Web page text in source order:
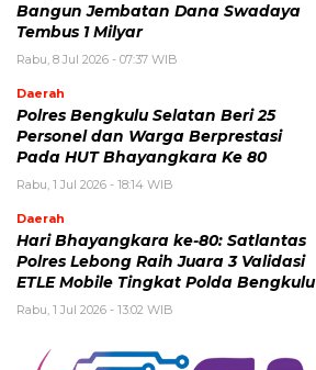
Bangun Jembatan Dana Swadaya
Tembus 1 Milyar
Rabu, 8 Jul 2026 - 07:37 WIB
Daerah
Polres Bengkulu Selatan Beri 25
Personel dan Warga Berprestasi
Pada HUT Bhayangkara Ke 80
Rabu, 1 Jul 2026 - 18:14 WIB
Daerah
Hari Bhayangkara ke-80: Satlantas
Polres Lebong Raih Juara 3 Validasi
ETLE Mobile Tingkat Polda Bengkulu
Rabu, 1 Jul 2026 - 13:02 WIB